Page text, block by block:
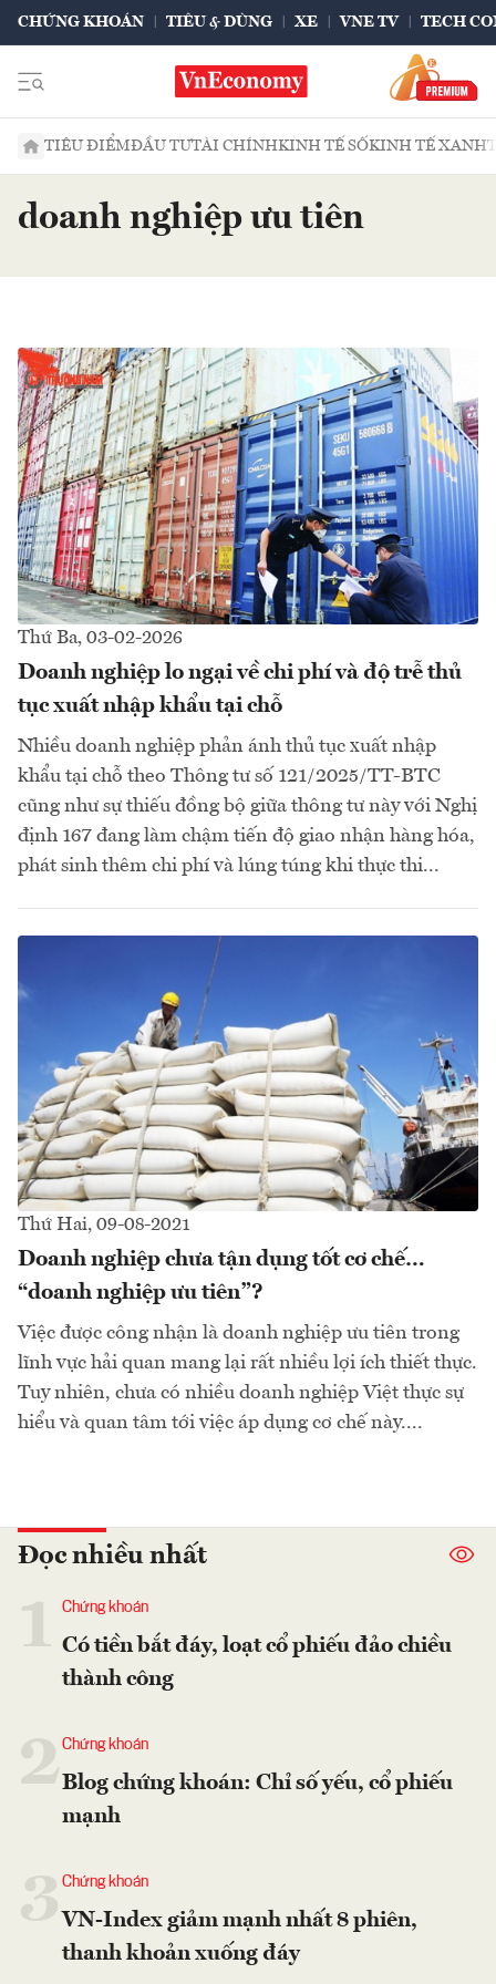
CHỨNG KHOÁN TIÊU & DÙNG XE VNE TV TECH
TIÊU ĐIỂMĐẦU TƯTÀI CHÍNHKINH TẾ SỐKINH TẾ XANH
doanh nghiệp ưu tiên
Thứ Ba, 03-02-2026
Doanh nghiệp lo ngại về chi phí và độ trễ thủ
tục xuất nhập khẩu tại chỗ
Nhiều doanh nghiệp phản ánh thủ tục xuất nhập
khẩu tại chỗ theo Thông tư số 121/2025/TT-BTC
cũng như sự thiếu đồng bộ giữa thông tư này với Nghị
định 167 đang làm chậm tiến độ giao nhận hàng hóa,
phát sinh thêm chi phí và lúng túng khi thực thi...
Thứ Hai, 09-08-2021
Doanh nghiệp chưa tận dụng tốt cơ chế…
“doanh nghiệp ưu tiên”?
Việc được công nhận là doanh nghiệp ưu tiên trong
lĩnh vực hải quan mang lại rất nhiều lợi ích thiết thực.
Tuy nhiên, chưa có nhiều doanh nghiệp Việt thực sự
hiểu và quan tâm tới việc áp dụng cơ chế này....
Đọc nhiều nhất
Chứng khoán
Có tiền bắt đáy, loạt cổ phiếu đảo chiều
thành công
2Chứng khoán
Blog chứng khoán: Chỉ số yếu, cổ phiếu
mạnh
Chứng khoán
VN-Index giảm mạnh nhất 8 phiên,
thanh khoản xuống đáy